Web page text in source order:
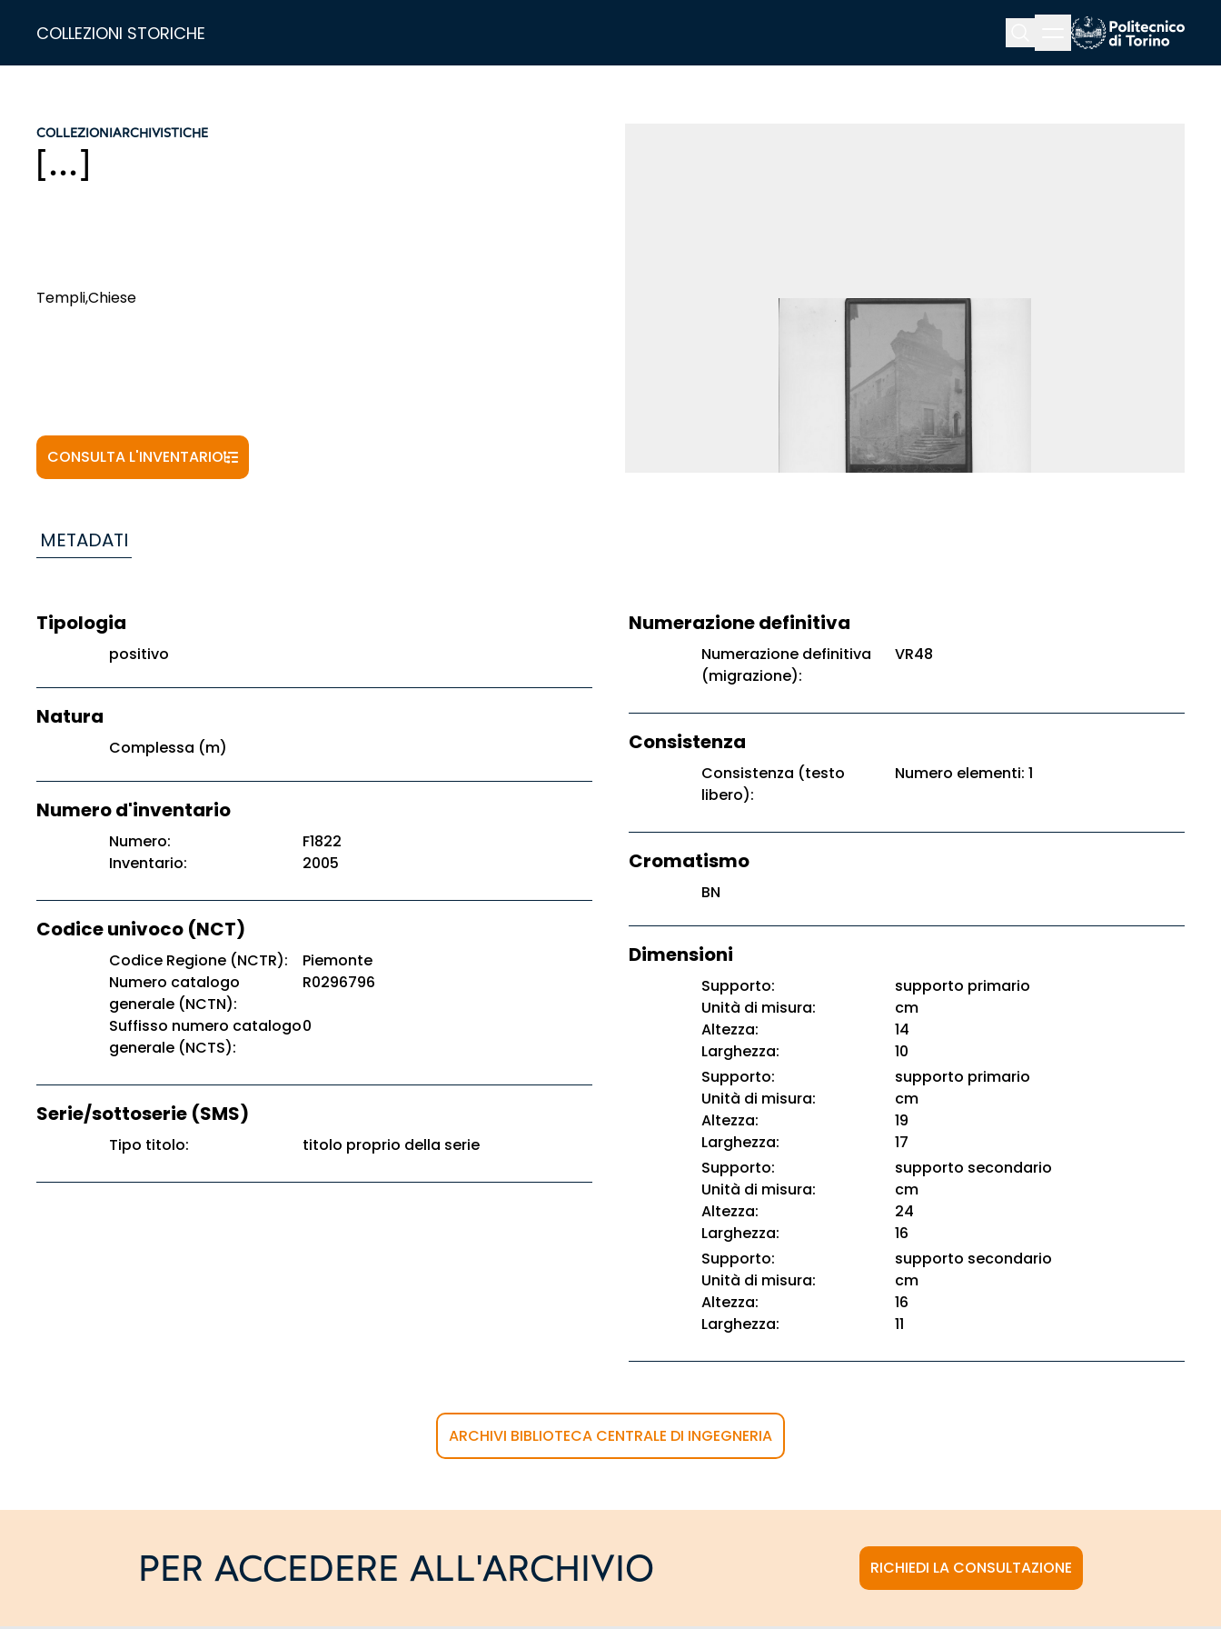
COLLEZIONI STORICHE
Menu button
COLLEZIONIARCHIVISTICHE
[...]
Templi,Chiese
CONSULTA L'INVENTARIO
METADATI
Tipologia
positivo
Natura
Complessa (m)
Numero d'inventario
Numero:
F1822
Inventario:
2005
Codice univoco (NCT)
Codice Regione (NCTR):
Piemonte
Numero catalogo
generale (NCTN):
R0296796
Suffisso numero catalogo
generale (NCTS):
0
Serie/sottoserie (SMS)
Tipo titolo: titolo proprio della serie
Numerazione definitiva
Numerazione definitiva
(migrazione):
VR48
Consistenza
Consistenza (testo
libero):
Numero elementi: 1
Cromatismo
BN
Dimensioni
Supporto:
supporto primario
Unità di misura:
cm
Altezza:
14
Larghezza:
10
Supporto:
supporto primario
Unità di misura:
cm
Altezza:
19
Larghezza:
17
Supporto:
supporto secondario
Unità di misura:
cm
Altezza:
24
Larghezza:
16
Supporto:
supporto secondario
Unità di misura:
cm
Altezza:
16
Larghezza:
11
ARCHIVI BIBLIOTECA CENTRALE DI INGEGNERIA
PER ACCEDERE ALL'ARCHIVIO RICHIEDI LA CONSULTAZIONE